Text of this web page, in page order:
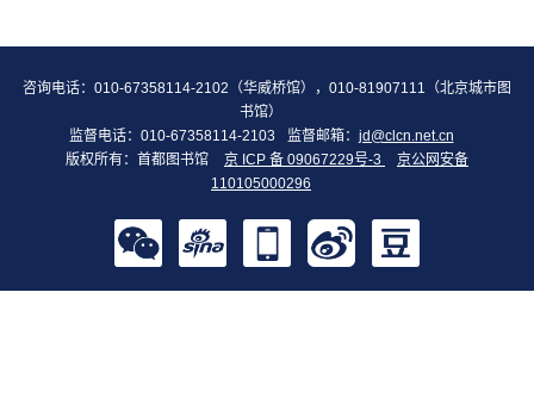
咨询电话：010-67358114-2102（华威桥馆），010-81907111（北京城市图
书馆）
监督电话：010-67358114-2103
监督邮箱： jd@clcn.net.cn
版权所有：首都图书馆
京 ICP 备 09067229号-3
京公网安备
110105000296